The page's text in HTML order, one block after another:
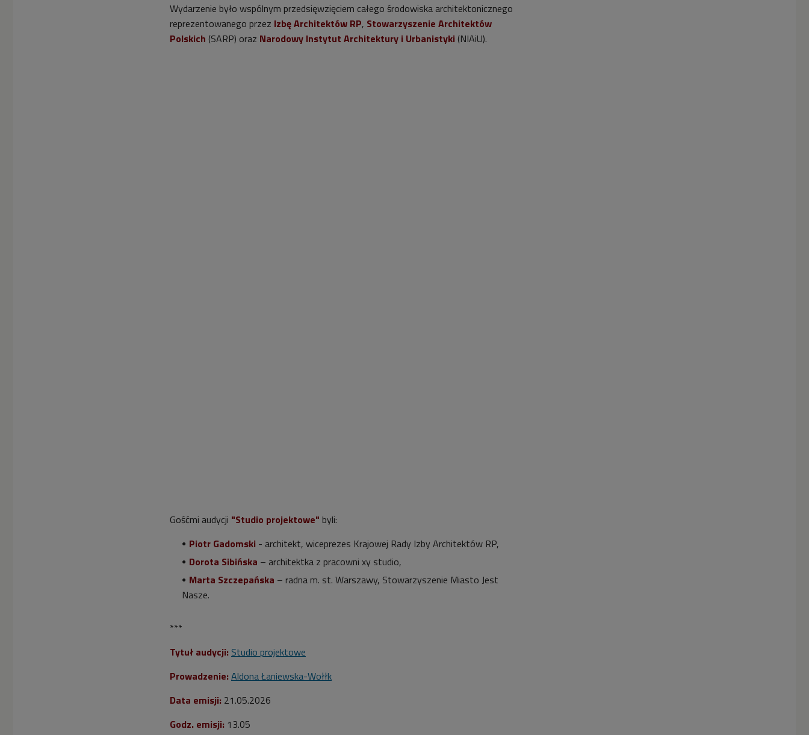
Wydarzenie było wspólnym przedsięwzięciem całego środowiska architektonicznego
reprezentowanego przez Izbę Architektów RP, Stowarzyszenie Architektów
Polskich (SARP) oraz Narodowy Instytut Architektury i Urbanistyki (NIAiU).
Gośćmi audycji "Studio projektowe" byli:
Piotr Gadomski - architekt, wiceprezes Krajowej Rady Izby Architektów RP,
Dorota Sibińska – architektka z pracowni xy studio,
Marta Szczepańska – radna m. st. Warszawy, Stowarzyszenie Miasto Jest
Nasze.
***
Tytuł audycji: Studio projektowe
Prowadzenie: Aldona Łaniewska-Wołłk
Data emisji: 21.05.2026
Godz. emisji: 13.05